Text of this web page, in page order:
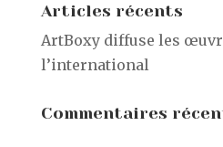
Articles récents
ArtBoxy diffuse les
l’international
Commentaires